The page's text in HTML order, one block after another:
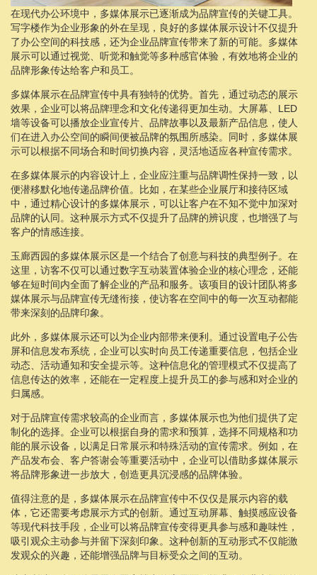
在现代办公环境中，多媒体展示已逐渐成为品牌宣传的关键工具。
写字楼作为企业形象的外在呈现，良好的多媒体展示设计不仅提升
了办公空间的科技感，还为企业品牌宣传带来了新的可能。多媒体
展示可以通过视觉、听觉和触觉等多种感官体验，有效地将企业的
品牌形象传达给客户和员工。
多媒体展示在品牌宣传中具有独特的优势。首先，通过动态的展示
效果，企业可以将品牌理念和文化传递得更加生动。大屏幕、LED
墙等设备可以播放企业宣传片、品牌故事以及最新产品信息，使人
们在进入办公空间的瞬间便被品牌的氛围所感染。同时，多媒体展
示可以根据不同场合和时间切换内容，灵活地适应各种宣传需求。
在多媒体展示的内容设计上，企业应注重与品牌调性保持一致，以
便潜移默化地传递品牌价值。比如，在某些企业展厅和接待区域
中，通过精心设计的多媒体展示，可以让客户在不知不觉中加深对
品牌的认同。这种展示方式不仅提升了品牌的辨识度，也增强了与
客户的情感连接。
玉廊西园的多媒体展示区是一个结合了创意与科技的典型例子。在
这里，访客不仅可以通过数字互动装置体验企业的核心理念，还能
够在短时间内全面了解企业的产品和服务。该项目的设计团队将多
媒体展示与品牌宣传无缝衔接，使访客在空间中的每一次互动都能
带来深刻的品牌印象。
此外，多媒体展示还可以为企业内部带来便利。通过设置电子公告
屏和信息发布系统，企业可以实时向员工传递重要信息，包括企业
动态、活动通知和安全提示等。这种信息化的管理模式不仅提高了
信息传达的效率，还能在一定程度上提升员工的参与感和对企业的
归属感。
对于品牌宣传需求较高的企业而言，多媒体展示也为他们提供了定
制化的选择。企业可以根据自身的需求和预算，选择不同规格和功
能的展示设备，以满足日常展示和特殊活动的宣传需求。例如，在
产品发布会、客户答谢会等重要活动中，企业可以借助多媒体展示
将品牌形象进一步放大，创造更具沉浸感的品牌体验。
值得注意的是，多媒体展示在品牌宣传中不仅仅是展示内容的载
体，它还需要考虑展示方式的创新。通过互动屏幕、触摸感应设备
等现代科技手段，企业可以将品牌宣传变得更具参与感和趣味性，
吸引观众主动参与并留下深刻印象。这种创新的互动形式不仅能激
发观众的兴趣，还能增强品牌与目标受众之间的互动。